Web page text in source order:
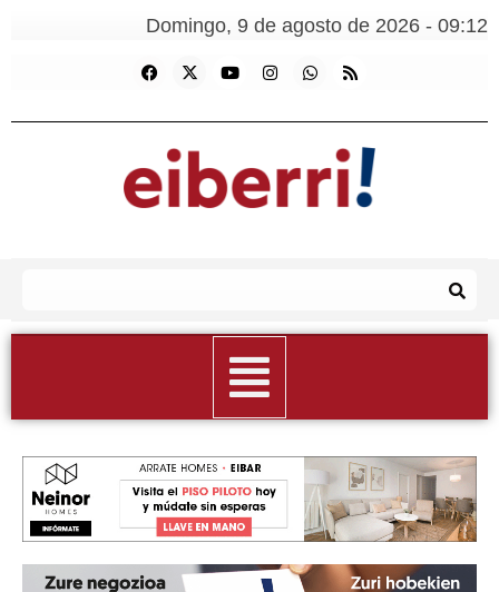
Domingo, 9 de agosto de 2026 - 09:12